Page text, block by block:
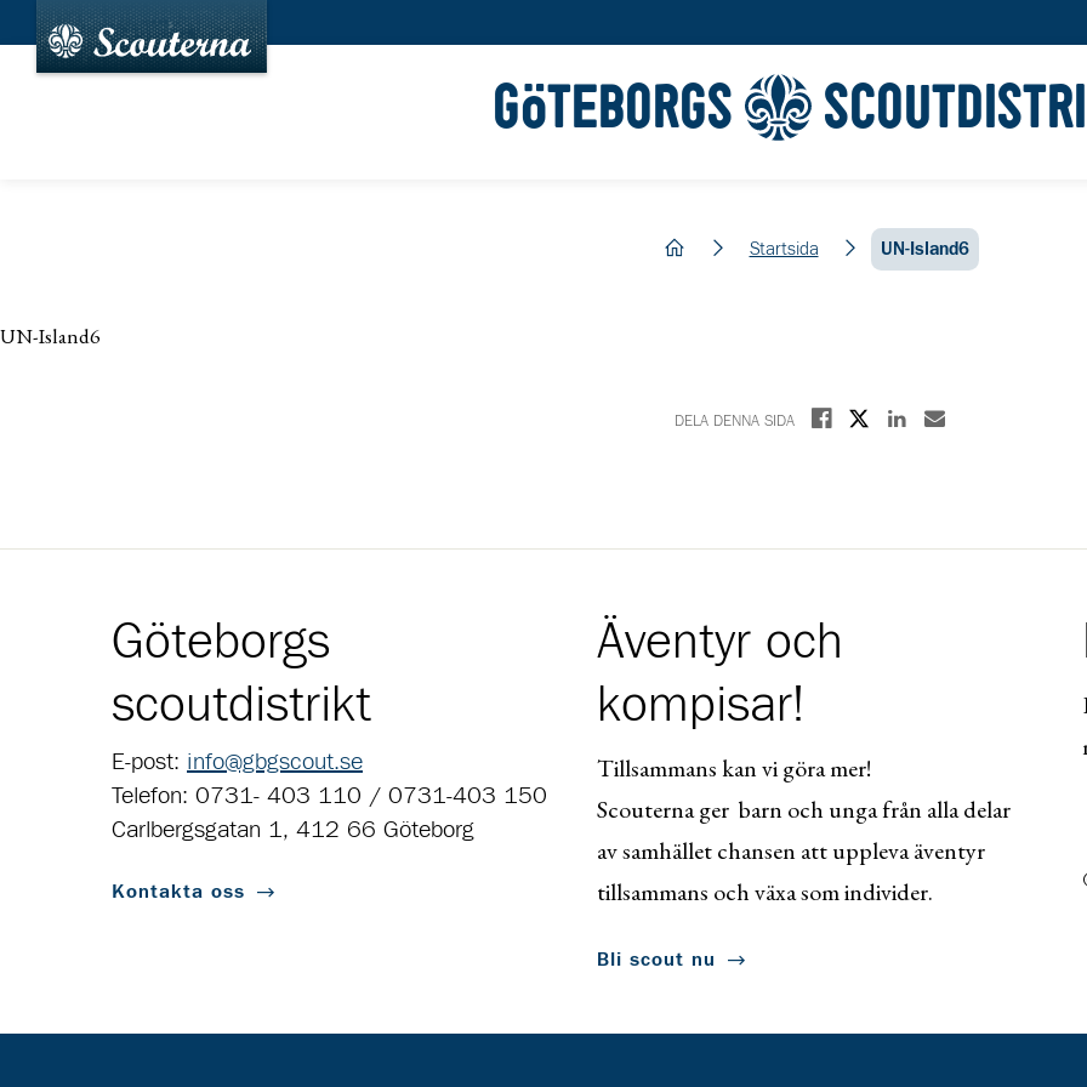
GÖTEBORGS
hem Startsida UN-Island6
UN-Island6
DELA DENNA SIDA Dela på Facebook
Dela på XDela på Linkedin
Dela med E-post
Göteborgs
scoutdistrikt
E-post: info@gbgscout.se
Telefon: 0731- 403 110 / 0731-403 150
Carlbergsgatan 1, 412 66 Göteborg
Kontakta oss
Äventyr och
kompisar!
Tillsammans kan vi göra mer!
Scouterna ger barn och unga från alla delar
av samhället chansen att uppleva äventyr
tillsammans och växa som individer.
Bli scout nu